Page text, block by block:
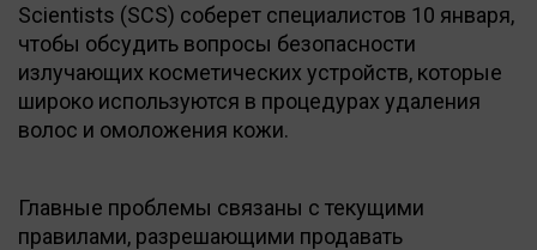
Scientists (SCS) соберет специалистов 10 января,
чтобы обсудить вопросы безопасности
излучающих косметических устройств, которые
широко используются в процедурах удаления
волос и омоложения кожи.
Главные проблемы связаны с текущими
правилами, разрешающими продавать